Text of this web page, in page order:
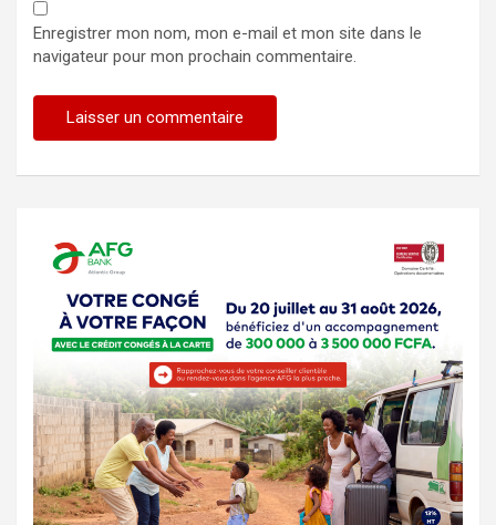
Enregistrer mon nom, mon e-mail et mon site dans le
navigateur pour mon prochain commentaire.